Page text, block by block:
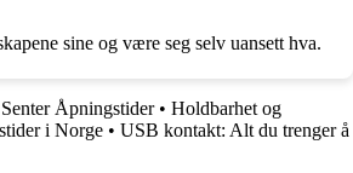
sine og være seg selv uansett hva.
Åpningstider• Holdbarhet og
i Norge • USB kontakt: Alt du trenger å